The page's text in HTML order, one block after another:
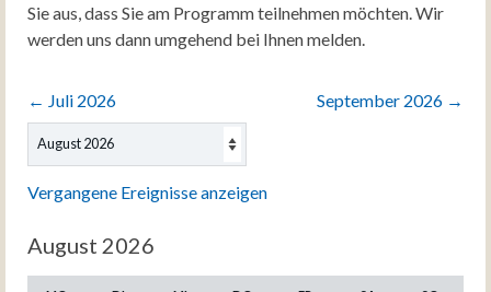
Sie aus, dass Sie am Programm teilnehmen möchten. Wir
werden uns dann umgehend bei Ihnen melden.
← Juli 2026 September 2026 →
Auswahl
Monats
Vergangene Ereignisse anzeigen
August 2026